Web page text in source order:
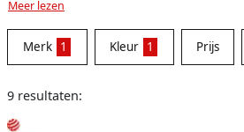
Meer lezen
Merk 1 Kleur 1 Prijs
9 resultaten: